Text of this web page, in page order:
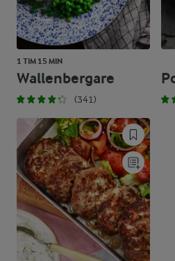
1 TIM 15 MIN
Wallenbergare
(341)